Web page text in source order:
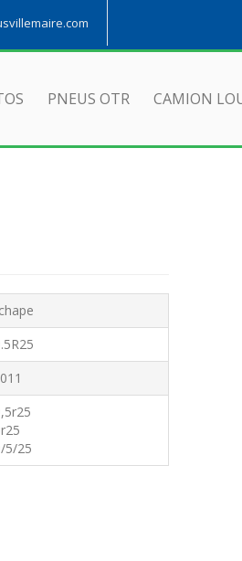
PNEUS OTR CAMION
5/25